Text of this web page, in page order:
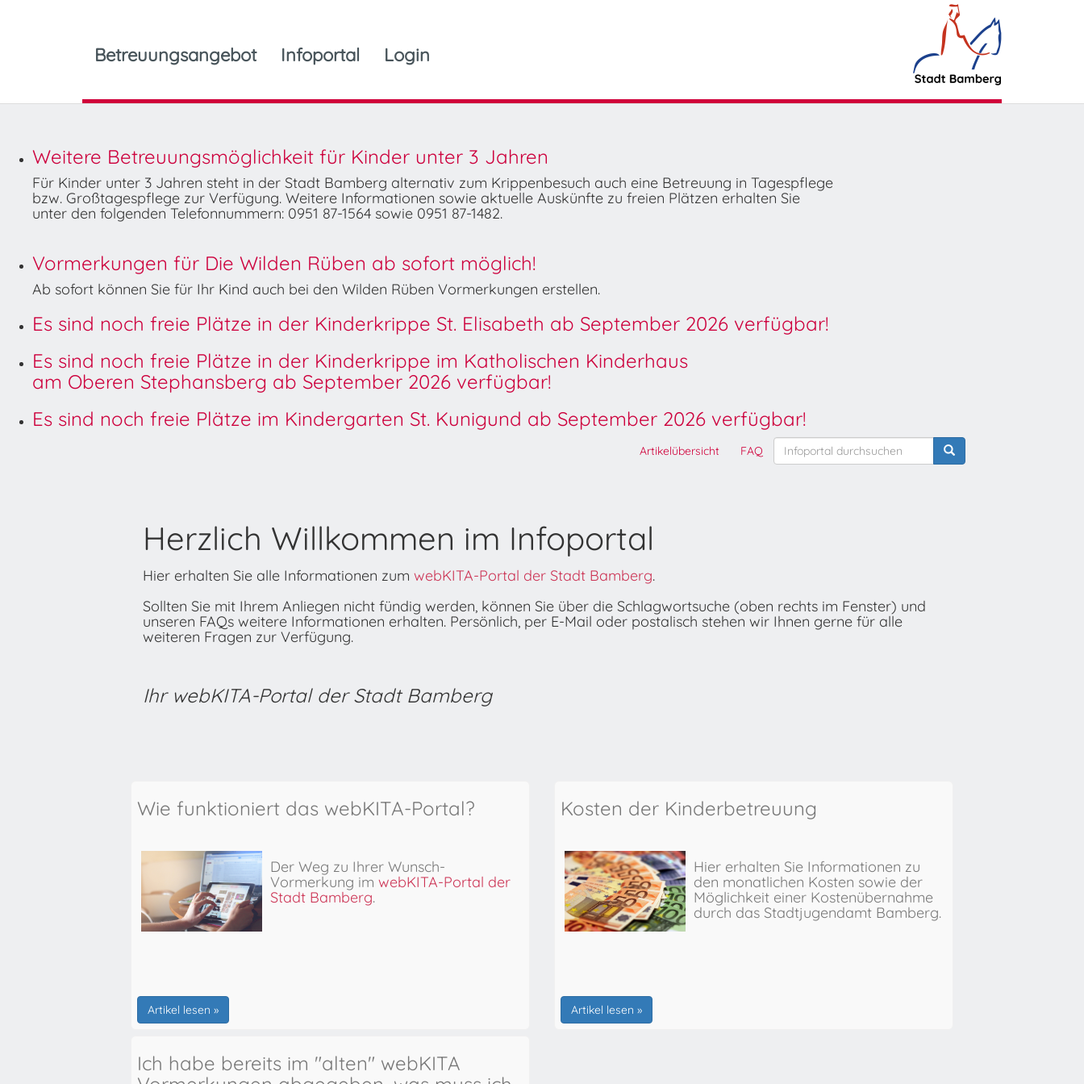
Betreuungsangebot Infoportal Login
Weitere Betreuungsmöglichkeit für Kinder unter 3 Jahren
Für Kinder unter 3 Jahren steht in der Stadt Bamberg alternativ zum Krippenbesuch auch eine Betreuung in Tagespflege
bzw. Großtagespflege zur Verfügung. Weitere Informationen sowie aktuelle Auskünfte zu freien Plätzen erhalten Sie
unter den folgenden Telefonnummern: 0951 87-1564 sowie 0951 87-1482.
Vormerkungen für Die Wilden Rüben ab sofort möglich!
Ab sofort können Sie für Ihr Kind auch bei den Wilden Rüben Vormerkungen erstellen.
Es sind noch freie Plätze in der Kinderkrippe St. Elisabeth ab September 2026 verfügbar!
Es sind noch freie Plätze in der Kinderkrippe im Katholischen Kinderhaus
am Oberen Stephansberg ab September 2026 verfügbar!
Es sind noch freie Plätze im Kindergarten St. Kunigund ab September 2026 verfügbar!
FAQ
Artikelübersicht
Herzlich Willkommen im Infoportal
Hier erhalten Sie alle Informationen zum webKITA-Portal der Stadt Bamberg.
Sollten Sie mit Ihrem Anliegen nicht fündig werden, können Sie über die Schlagwortsuche (oben rechts im Fenster) und
unseren FAQs weitere Informationen erhalten. Persönlich, per E-Mail oder postalisch stehen wir Ihnen gerne für alle
weiteren Fragen zur Verfügung.
Ihr webKITA-Portal der Stadt Bamberg
Wie funktioniert das webKITA-Portal?
Der Weg zu Ihrer Wunsch-
Vormerkung im webKITA-Portal der
Stadt Bamberg.
Artikel lesen »
Kosten der Kinderbetreuung
Hier erhalten Sie Informationen zu
den monatlichen Kosten sowie der
Möglichkeit einer Kostenübernahme
durch das Stadtjugendamt Bamberg.
Artikel lesen »
Ich habe bereits im "alten" webKITA